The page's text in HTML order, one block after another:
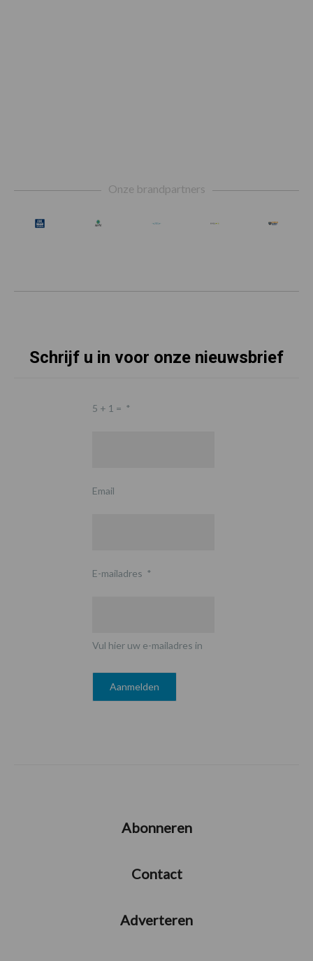
Onze brandpartners
Schrijf u in voor onze nieuwsbrief
5 + 1 = *
Email
E-mailadres *
Vul hier uw e-mailadres in
Abonneren
Contact
Adverteren